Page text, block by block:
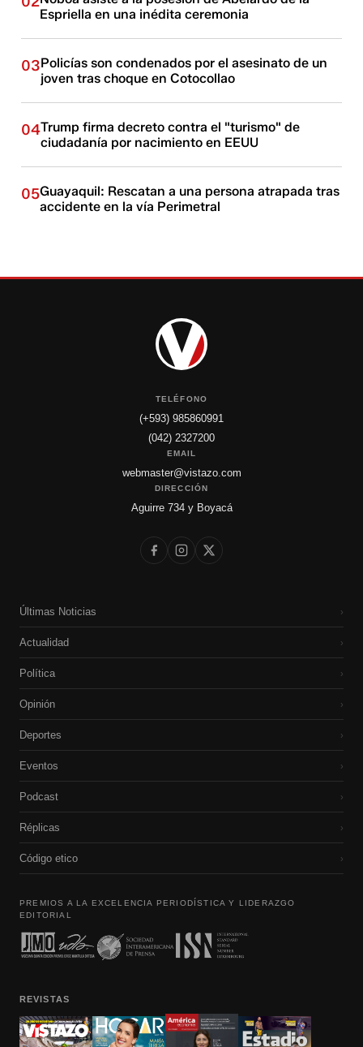
Espriella en una inédita ceremonia
03Policías son condenados por el asesinato de un
joven tras choque en Cotocollao
04Trump firma decreto contra el "turismo" de
ciudadanía por nacimiento en EEUU
05Guayaquil: Rescatan a una persona atrapada tras
accidente en la vía Perimetral
TELÉFONO
(+593) 985860991
(042) 2327200
EMAIL
webmaster@vistazo.com
DIRECCIÓN
Aguirre 734 y Boyacá
Últimas Noticias ›
Actualidad ›
Política ›
Opinión ›
Deportes ›
Eventos ›
Podcast ›
Réplicas ›
Código etico ›
PREMIOS A LA EXCELENCIA PERIODÍSTICA Y LIDERAZGO
EDITORIAL
REVISTAS